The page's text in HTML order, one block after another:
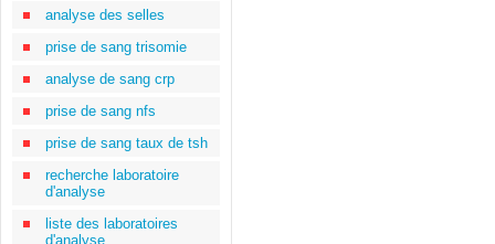
analyse des selles
prise de sang trisomie
analyse de sang crp
prise de sang nfs
prise de sang taux de tsh
recherche laboratoire
d'analyse
liste des laboratoires
d'analyse